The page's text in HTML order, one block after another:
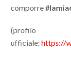
comporre
(profilo
ufficiale:https://